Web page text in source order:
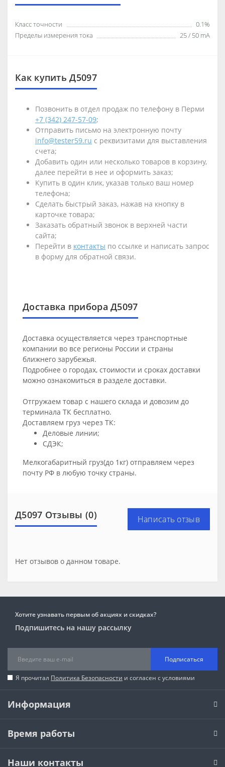
Класс точности
0.1%
Пределы измерения тока
25 / 50 mА
Как купить Д5097
Позвонить в отдел продаж по телефону в Перми
+7 (342) 247-57-09;
Отправить письмо на электронную почту
info@tester59.ru с реквизитами для выставления
счета;
Добавить один или несколько товаров в корзину,
далее перейти в нее и оформить заказ;
Купить в один клик, указав только ваш номер
телефона;
Сделать быстрый заказ, нажав на кнопку в
карточке товара;
Заказать обратный звонок в верхней части
сайта;
Перейти в контакты по ссылке и написать запрос
в форму для обратной связи.
Доставка прибора Д5097
Доставка осуществляется через транспортные
компании во все регионы России и страны
ближнего зарубежья.
Подробнее о городах, стоимости и сроках доставки
можно ознакомиться в разделе доставки.
Отгружаем товар с нашего склада и довозим до
терминала ТК бесплатно.
Доставляем груз через ТК:
Деловые линии;
СДЭК;
Мелкогабаритный груз(до 1кг) отправляем через
почту РФ в любую точку страны.
Д5097 Отзывы (0) Написать отзыв
Нет отзывов о данном товаре.
Хотите узнавать первым об акциях и скидках?
Подпишитесь на нашу рассылку
Подписаться
Я прочитал Политика Безопасности и согласен с условиями
Информация
Время работы
Наши контакты